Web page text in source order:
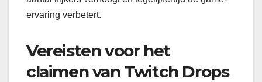
ervaring verbetert.
Vereisten voor het
claimen van Twitch Drops